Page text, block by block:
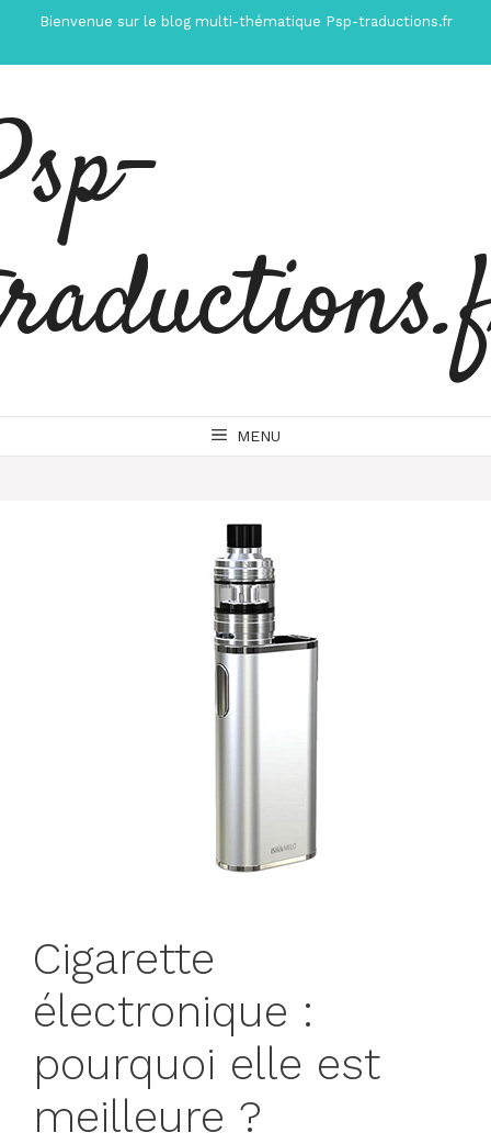
contenu
Bienvenue sur le blog multi-thématique Psp-traductions.fr
MENU
Cigarette
électronique :
pourquoi elle est
meilleure ?